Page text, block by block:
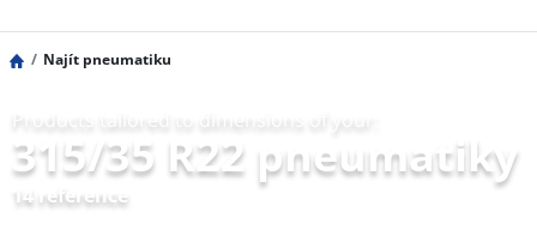
Najít pneumatiku
315/35 R22 pneumatiky
14 reference